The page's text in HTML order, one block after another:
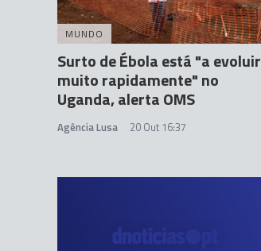
MUNDO
Surto de Ébola está "a evoluir
muito rapidamente" no
Uganda, alerta OMS
Agência Lusa 20 Out 16:37